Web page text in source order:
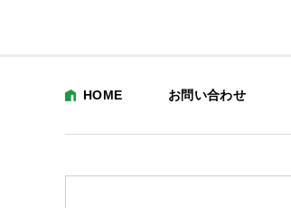
HOME お問い合わせ